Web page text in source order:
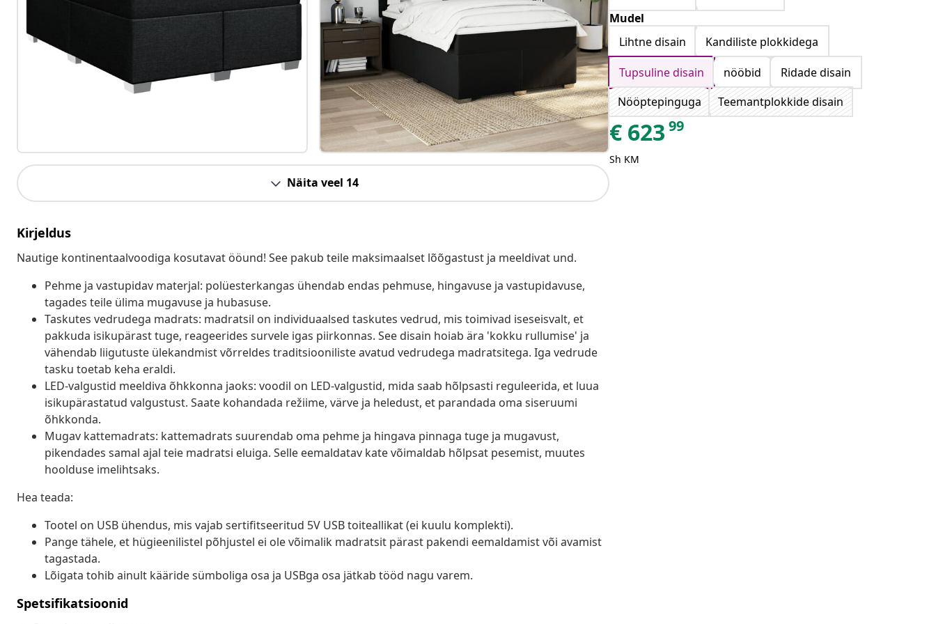
Näita veel 14
Kirjeldus
Nautige kontinentaalvoodiga kosutavat ööund! See pakub teile maksimaalset lõõgastust ja meeldivat und.
Pehme ja vastupidav materjal: polüesterkangas ühendab endas pehmuse, hingavuse ja vastupidavuse,
tagades teile ülima mugavuse ja hubasuse.
Taskutes vedrudega madrats: madratsil on individuaalsed taskutes vedrud, mis toimivad iseseisvalt, et
pakkuda isikupärast tuge, reageerides survele igas piirkonnas. See disain hoiab ära 'kokku rullumise' ja
vähendab liigutuste ülekandmist võrreldes traditsiooniliste avatud vedrudega madratsitega. Iga vedrude
tasku toetab keha eraldi.
LED-valgustid meeldiva õhkkonna jaoks: voodil on LED-valgustid, mida saab hõlpsasti reguleerida, et luua
isikupärastatud valgustust. Saate kohandada režiime, värve ja heledust, et parandada oma siseruumi
õhkkonda.
Mugav kattemadrats: kattemadrats suurendab oma pehme ja hingava pinnaga tuge ja mugavust,
pikendades samal ajal teie madratsi eluiga. Selle eemaldatav kate võimaldab hõlpsat pesemist, muutes
hoolduse imelihtsaks.
Hea teada:
Tootel on USB ühendus, mis vajab sertifitseeritud 5V USB toiteallikat (ei kuulu komplekti).
Pange tähele, et hügieenilistel põhjustel ei ole võimalik madratsit pärast pakendi eemaldamist või avamist
tagastada.
Lõigata tohib ainult kääride sümboliga osa ja USBga osa jätkab tööd nagu varem.
Spetsifikatsioonid
Mudel
Lihtne disain
Kandiliste plokkidega
Tupsuline disain
nööbid
Ridade disain
Nööptepinguga
Teemantplokkide disain
€ 623 99
Sh KM